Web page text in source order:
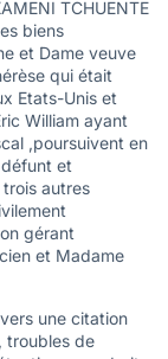
TCHUENTE
biens
et Dame veuve
qui était
Etats-Unis et
William ayant
,poursuivent en
et
autres
gérant
et Madame
une citation
troubles de